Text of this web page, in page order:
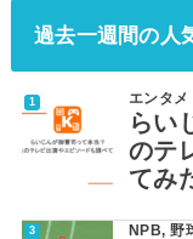
過去一週間の人
エンタメ
らい
のテ
てみ
NPB,野